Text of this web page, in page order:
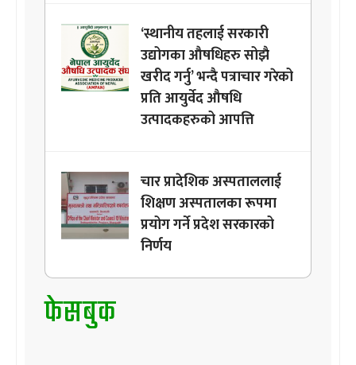
‘स्थानीय तहलाई सरकारी
उद्योगका औषधिहरु सोझै
खरीद गर्नु’ भन्दै पत्राचार गरेको
प्रति आयुर्वेद औषधि
उत्पादकहरुको आपत्ति
चार प्रादेशिक अस्पताललाई
शिक्षण अस्पतालका रूपमा
प्रयोग गर्ने प्रदेश सरकारको
निर्णय
फेसबुक